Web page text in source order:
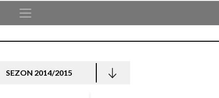
SEZON 2014/2015